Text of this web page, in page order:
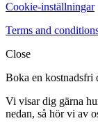
Cookie-inställningar
Terms and
Close
Boka en kostnadsfri
Vi visar dig gärna
nedan, så hör vi av